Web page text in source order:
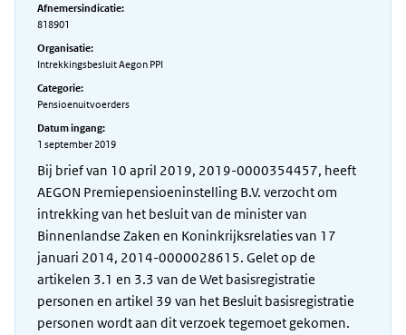
Afnemersindicatie:
818901
Organisatie:
Intrekkingsbesluit Aegon PPI
Categorie:
Pensioenuitvoerders
Datum ingang:
1 september 2019
Bij brief van 10 april 2019, 2019-0000354457, heeft
AEGON Premiepensioeninstelling B.V. verzocht om
intrekking van het besluit van de minister van
Binnenlandse Zaken en Koninkrijksrelaties van 17
januari 2014, 2014-0000028615. Gelet op de
artikelen 3.1 en 3.3 van de Wet basisregistratie
personen en artikel 39 van het Besluit basisregistratie
personen wordt aan dit verzoek tegemoet gekomen.